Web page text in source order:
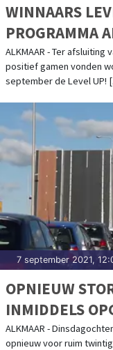
WINNAARS
PROGRAMMA
AZ STADION
ALKMAAR - Ter
positief gamen vonden
september de Level UP!
7 september 2021,
OPNIEUW
INMIDDELS
ALKMAAR -
opnieuw voor ruim